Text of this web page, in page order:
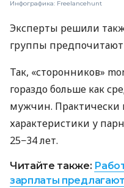
Инфографика: Freelancehunt
Эксперты решили
группы
Так, «сторонников»
гораздо больше как
мужчин. Практически
характеристики у
25−34 лет.
Читайте также:
зарплаты